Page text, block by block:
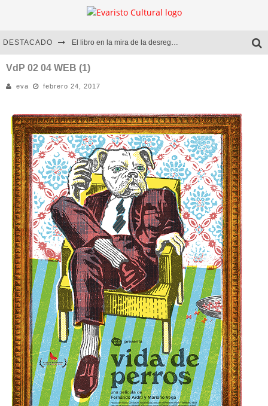
DESTACADO El libro en la mira de la desregulación
Marcelo Rubio | El llovedor
Diego Meret | Hotel Acapulco
Alejandra Correa | La nieve
VdP 02 04 WEB (1)
eva febrero 24, 2017